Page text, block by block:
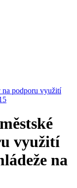
na podporu využití
využití
na